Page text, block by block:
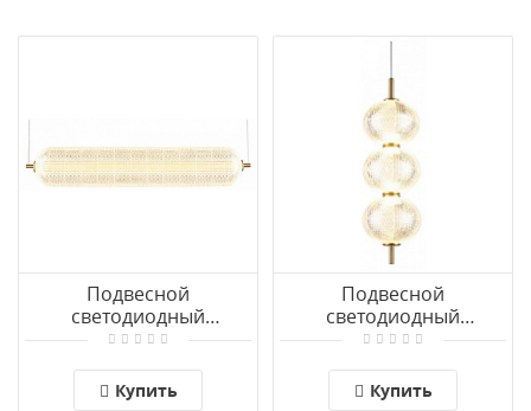
Подвесной
светодиодный
светильник Omnilux
Купить
Подвесной
светодиодный
светильник Omnilux
Купить